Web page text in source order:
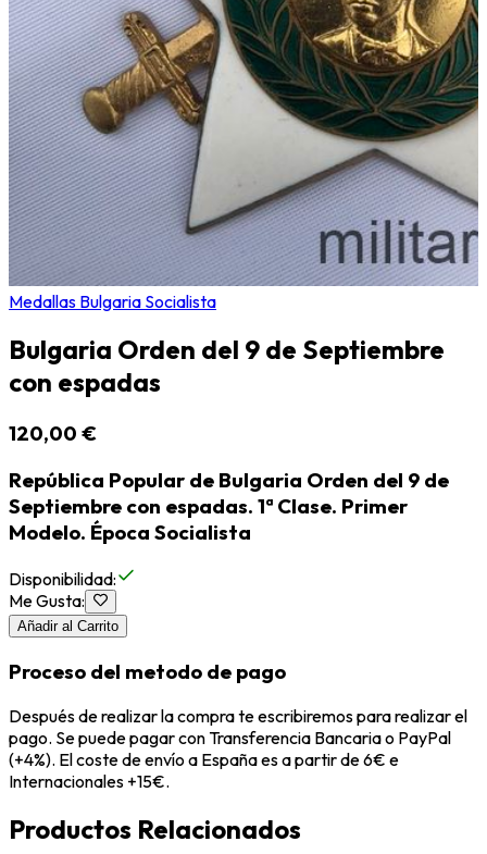
Medallas Bulgaria Socialista
Bulgaria Orden del 9 de Septiembre
con espadas
120,00 €
República Popular de Bulgaria Orden del 9 de
Septiembre con espadas. 1ª Clase. Primer
Modelo. Época Socialista
Disponibilidad:
Me Gusta:
Añadir al Carrito
Proceso del metodo de pago
Después de realizar la compra te escribiremos para realizar el
pago. Se puede pagar con Transferencia Bancaria o PayPal
(+4%). El coste de envío a España es a partir de 6€ e
Internacionales +15€.
Productos Relacionados